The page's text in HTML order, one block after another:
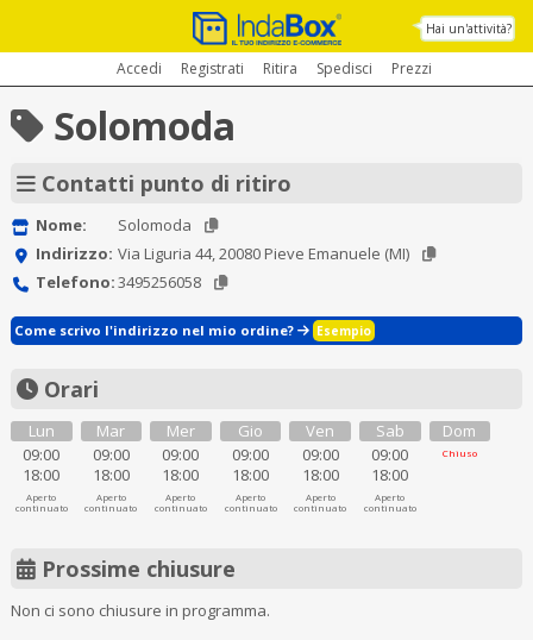
Hai un'attività?
Accedi Registrati Ritira Spedisci Prezzi
Solomoda
Contatti punto di ritiro
Nome:
Solomoda
Indirizzo: Via Liguria 44, 20080 Pieve Emanuele (MI)
Telefono:3495256058
Come scrivo l'indirizzo nel mio ordine? Esempio
Orari
Lun
09:00
18:00
Aperto
continuato
Mar
09:00
18:00
Aperto
continuato
Mer
09:00
18:00
Aperto
continuato
Gio
09:00
18:00
Aperto
continuato
Ven
09:00
18:00
Aperto
continuato
Sab
09:00
18:00
Aperto
continuato
Dom
Chiuso
Prossime chiusure
Non ci sono chiusure in programma.